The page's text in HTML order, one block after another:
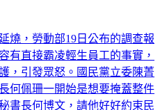
佩珊「致電黨中央要綠議員
燒，勞動部19日公布的調查報
有直接霸凌輕生員工的事實，
，引發眾怒。國民黨立委陳菁
何佩珊一開始是想要掩蓋整件